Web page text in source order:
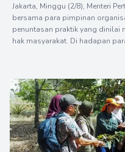
Jakarta, Minggu (2/8), Menteri
bersama para pimpinan
penuntasan praktik yang dinilai
hak masyarakat. Di hadapan